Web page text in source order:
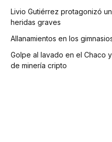
Livio Gutiérrez protagonizó
heridas graves
Allanamientos en los
Golpe al lavado en el Chaco
de minería cripto